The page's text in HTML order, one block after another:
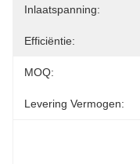
Inlaatspanning:
Efficiëntie:
MOQ:
Levering Vermogen: